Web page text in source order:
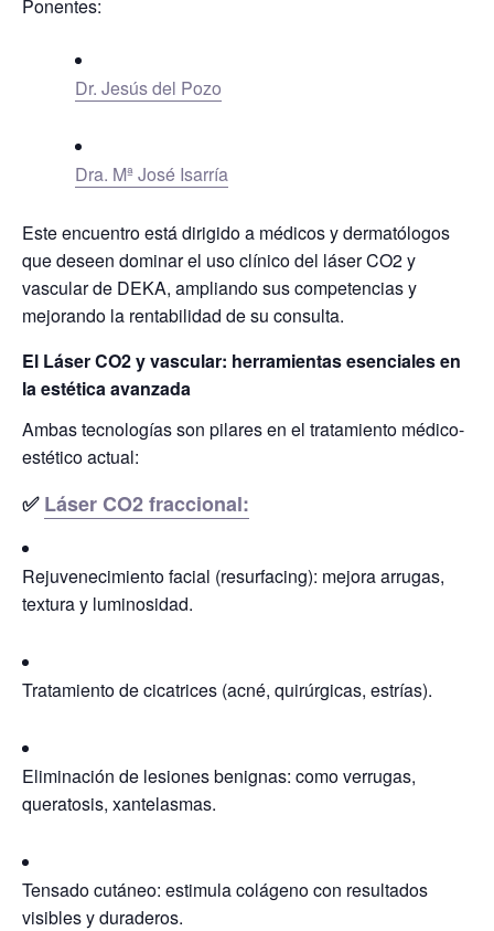
Ponentes:
Dr. Jesús del Pozo
Dra. Mª José Isarría
Este encuentro está dirigido a médicos y dermatólogos
que deseen dominar el uso clínico del láser CO2 y
vascular de DEKA, ampliando sus competencias y
mejorando la rentabilidad de su consulta.
El Láser CO2 y vascular: herramientas esenciales en
la estética avanzada
Ambas tecnologías son pilares en el tratamiento médico-
estético actual:
✅Láser CO2 fraccional:
Rejuvenecimiento facial (resurfacing): mejora arrugas,
textura y luminosidad.
Tratamiento de cicatrices (acné, quirúrgicas, estrías).
Eliminación de lesiones benignas: como verrugas,
queratosis, xantelasmas.
Tensado cutáneo: estimula colágeno con resultados
visibles y duraderos.